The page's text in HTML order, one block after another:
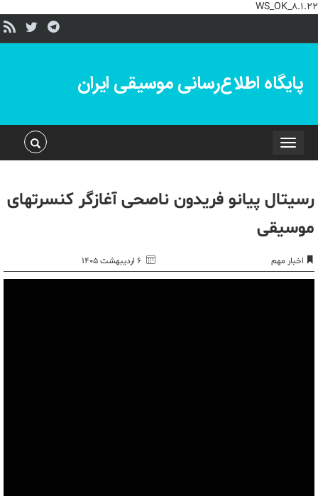
WS_OK_8.1.22
پایگاه اطلاع‌رسانی موسیقی ایران
Toggle
navigation
رسیتال پیانو فریدون ناصحی آغازگر کنسرتهای
موسیقی
اخبار مهم ۶ اردیبهشت ۱۴۰۵